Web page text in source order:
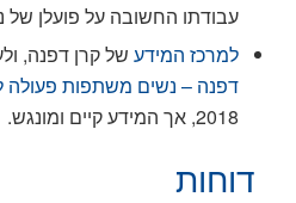
עבודתו החשובה על פועלן של
למרכז המידעשל קרן דפנה,
דפנה – נשים משתפות פעולה
2018, אך המידע קיים ומונגש.
דוחות